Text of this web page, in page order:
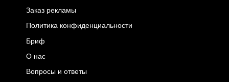
Заказ рекламы
Политика конфиденциальности
Бриф
О нас
Вопросы и ответы